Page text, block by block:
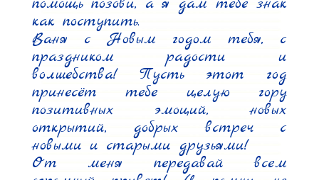
помощь позови, а я дам тебе знак
как поступить.
Ваня с Новым годом тебя, с
праздником радости и
волшебства! Пусть этот год
принесёт тебе целую гору
позитивных эмоций, новых
открытий, добрых встреч с
новыми и старыми друзьями!
От меня передавай всем